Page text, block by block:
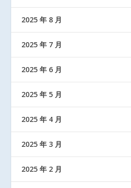
2025 年 8 月
2025 年 7 月
2025 年 6 月
2025 年 5 月
2025 年 4 月
2025 年 3 月
2025 年 2 月